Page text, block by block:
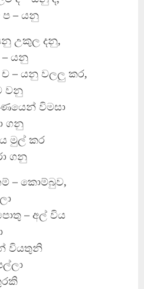
– යනු
උකුල දනු,
යනු
– යනු වලලු කර,
වනු
විමසා
ගනු
මුල් කර
ගනු
– කොම්බුව,
– අල් විය
වියතුනි